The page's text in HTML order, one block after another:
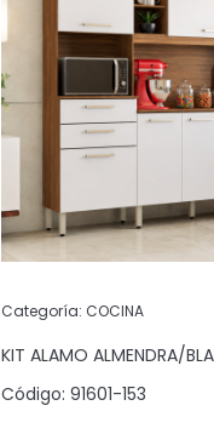
Categoría: COCINA
KIT ALAMO ALMENDRA/
Código: 91601-153